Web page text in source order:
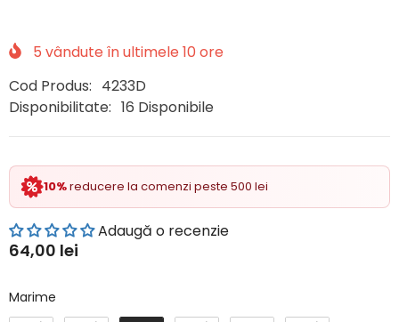
5 vândute în ultimele 10 ore
Cod Produs: 4233D
Disponibilitate: 16 Disponibile
10%reducere la comenzi peste 500 lei
Adaugă o recenzie
64,00 lei
Marime